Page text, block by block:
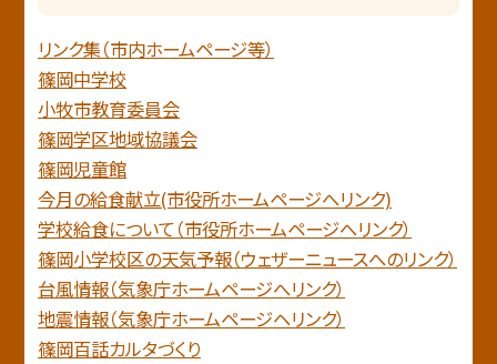
リンク集（市内ホームページ等）
篠岡中学校
小牧市教育委員会
篠岡学区地域協議会
篠岡児童館
今月の給食献立(市役所ホームページへリンク)
学校給食について（市役所ホームページへリンク）
篠岡小学校区の天気予報（ウェザーニュースへのリンク）
台風情報（気象庁ホームページへリンク）
地震情報（気象庁ホームページヘリンク）
篠岡百話カルタづくり